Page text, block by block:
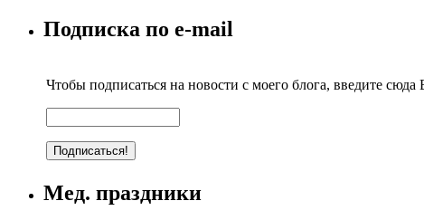
Подписка по e-mail
Чтобы подписаться на новости с моего блога, введите сюда
Мед. праздники